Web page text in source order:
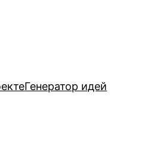
Генератор идей